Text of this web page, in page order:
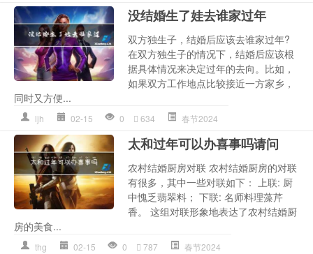
没结婚生了娃去谁家过年
双方独生子，结婚后应该去谁家过年?
在双方独生子的情况下，结婚后应该根
据具体情况来决定过年的去向。比如，
如果双方工作地点比较接近一方家乡，
同时又方便...
ljh 02-15 0 634 春节2024
太和过年可以办喜事吗请问
农村结婚厨房对联 农村结婚厨房的对联
有很多，其中一些对联如下： 上联: 厨
中愧乏翡翠料； 下联: 名师料理藻芹
香。 这组对联形象地表达了农村结婚厨
房的美食...
thg 02-15 0 787 春节2024